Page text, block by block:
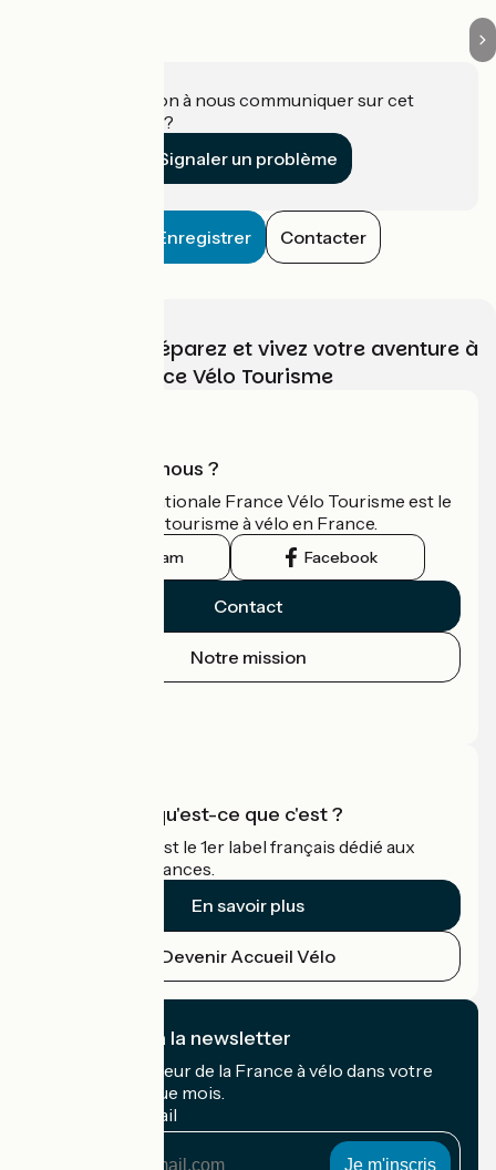
Une information à nous communiquer sur cet
établissement ?
Signaler un problème
Enregistrer Contacter
Choisissez, préparez et vivez votre aventure à
vélo avec France Vélo Tourisme
Qui sommes-nous ?
L'association nationale France Vélo Tourisme est le
guide officiel du tourisme à vélo en France.
Instagram Facebook
Contact
Notre mission
Accueil Vélo qu'est-ce que c'est ?
Accueil Vélo c'est le 1er label français dédié aux
cyclistes en vacances.
En savoir plus
Devenir Accueil Vélo
Je m'abonne à la newsletter
Recevez le meilleur de la France à vélo dans votre
boîte mail chaque mois.
Mon adresse mail